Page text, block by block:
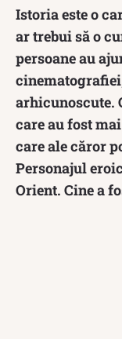
Istoria este o
ar trebui să o
persoane au
arhicunoscute.
care au fost
care ale căror
Personajul
Orient. Cine a